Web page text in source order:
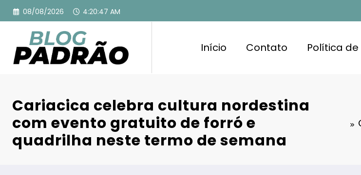
Pular
para
conteúdo
08/08/2026 4:20:48 AM
Início Contato Política
Cariacica celebra cultura nordestina
com evento gratuito de forró e
quadrilha neste termo de semana